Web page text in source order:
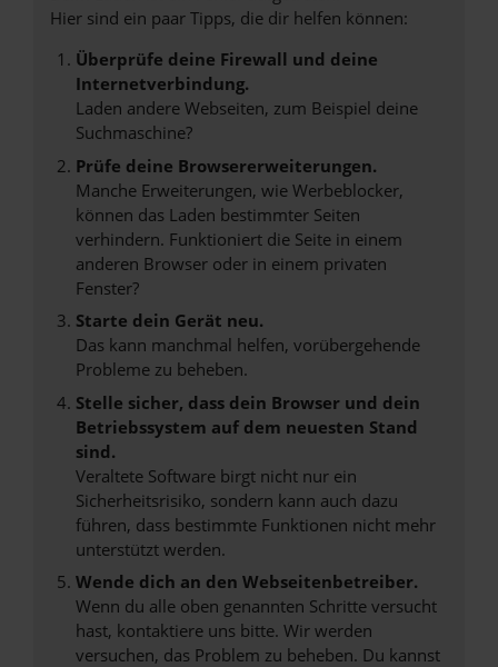
Hier sind ein paar Tipps, die dir helfen können:
Überprüfe deine Firewall und deine
Internetverbindung.
Laden andere Webseiten, zum Beispiel deine
Suchmaschine?
Prüfe deine Browsererweiterungen.
Manche Erweiterungen, wie Werbeblocker,
können das Laden bestimmter Seiten
verhindern. Funktioniert die Seite in einem
anderen Browser oder in einem privaten
Fenster?
Starte dein Gerät neu.
Das kann manchmal helfen, vorübergehende
Probleme zu beheben.
Stelle sicher, dass dein Browser und dein
Betriebssystem auf dem neuesten Stand
sind.
Veraltete Software birgt nicht nur ein
Sicherheitsrisiko, sondern kann auch dazu
führen, dass bestimmte Funktionen nicht mehr
unterstützt werden.
Wende dich an den Webseitenbetreiber.
Wenn du alle oben genannten Schritte versucht
hast, kontaktiere uns bitte. Wir werden
versuchen, das Problem zu beheben. Du kannst